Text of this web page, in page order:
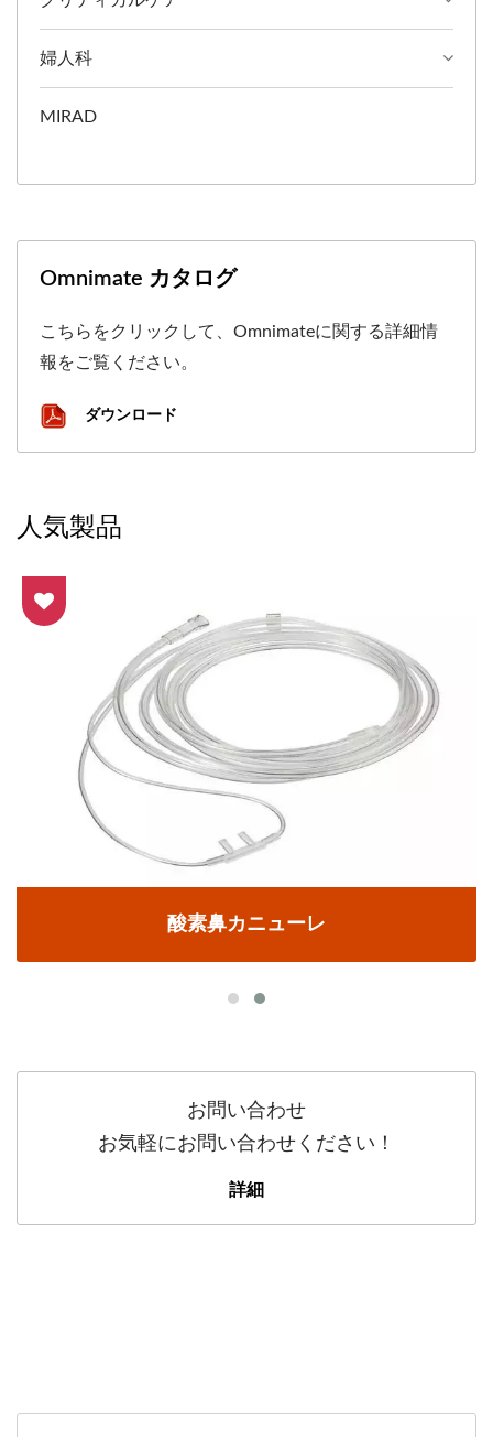
婦人科
MIRAD
Omnimate カタログ
こちらをクリックして、Omnimateに関する詳細情
報をご覧ください。
ダウンロード
人気製品
酸素鼻カニューレ
お問い合わせ
お気軽にお問い合わせください！
詳細